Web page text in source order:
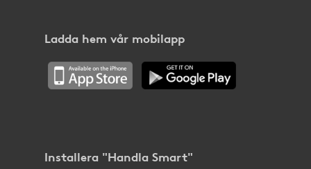
Ladda hem vår mobilapp
Installera "Handla Smart"